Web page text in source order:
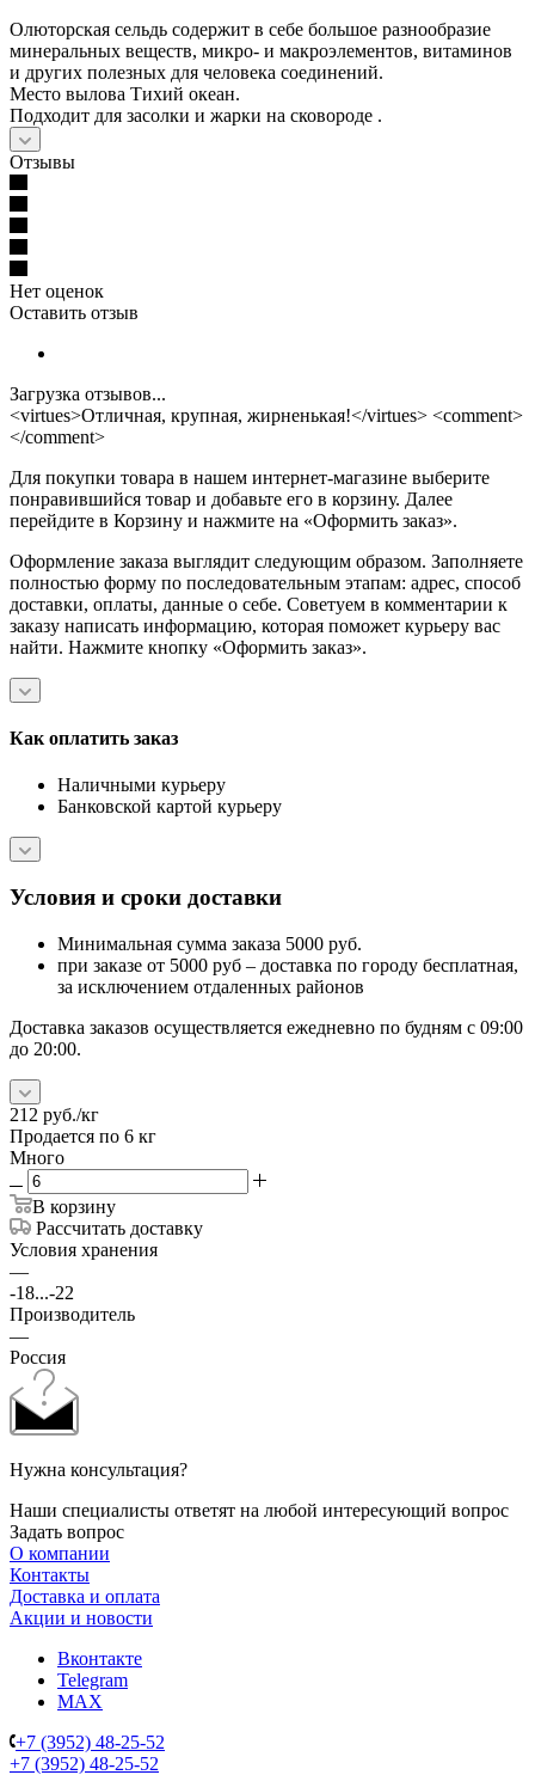
Олюторская сельдь содержит в себе большое разнообразие
минеральных веществ, микро- и макроэлементов, витаминов
и других полезных для человека соединений.
Место вылова Тихий океан.
Подходит для засолки и жарки на сковороде .
Отзывы
Нет оценок
Оставить отзыв
Загрузка отзывов...
<virtues>Отличная, крупная, жирненькая!</virtues> <comment>
</comment>
Для покупки товара в нашем интернет-магазине выберите
понравившийся товар и добавьте его в корзину. Далее
перейдите в Корзину и нажмите на «Оформить заказ».
Оформление заказа выглядит следующим образом. Заполняете
полностью форму по последовательным этапам: адрес, способ
доставки, оплаты, данные о себе. Советуем в комментарии к
заказу написать информацию, которая поможет курьеру вас
найти. Нажмите кнопку «Оформить заказ».
Как оплатить заказ
Наличными курьеру
Банковской картой курьеру
Условия и сроки доставки
Минимальная сумма заказа 5000 руб.
при заказе от 5000 руб – доставка по городу бесплатная,
за исключением отдаленных районов
Доставка заказов осуществляется ежедневно по будням с 09:00
до 20:00.
212 руб./кг
Продается по 6 кг
Много
В корзину
Рассчитать доставку
Условия хранения
—
-18...-22
Производитель
—
Россия
Нужна консультация?
Наши специалисты ответят на любой интересующий вопрос
Задать вопрос
О компании
Контакты
Доставка и оплата
Акции и новости
Вконтакте
Telegram
MAX
+7 (3952) 48-25-52
+7 (3952) 48-25-52